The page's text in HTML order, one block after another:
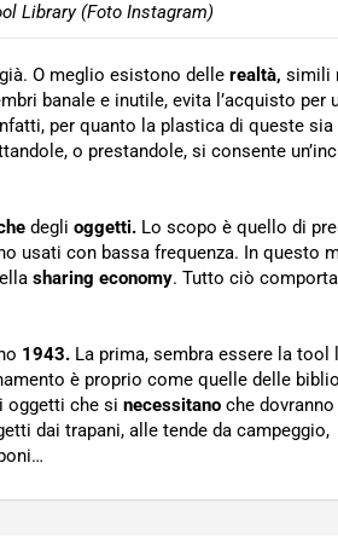
Library (Foto Instagram)
O meglio esistono delle realtà, simili
banale e inutile, evita l’acquisto per
per quanto la plastica di queste sia
o prestandole, si consente
degli oggetti. Lo scopo è quello di
usati con bassa frequenza. In questo
sharing economy. Tutto ciò
1943. La prima, sembra essere la tool
è proprio come quelle delle
oggetti che si necessitano che
dai trapani, alle tende da campeggio,